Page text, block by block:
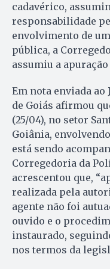
cadavérico,
responsabilidade
envolvimento de
pública, a
assumiu a
Em nota enviada ao
de Goiás afirmou
(25/04), no setor
Goiânia,
está sendo
Corregedoria da
acrescentou que,
realizada pela
agente não foi
ouvido e o
instaurado,
nos termos da